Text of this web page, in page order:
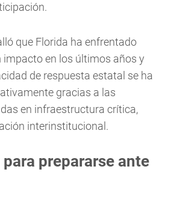
que Florida ha enfrentado
impacto en los últimos años y
de respuesta estatal se ha
gracias a las
en infraestructura crítica,
interinstitucional.
prepararse ante